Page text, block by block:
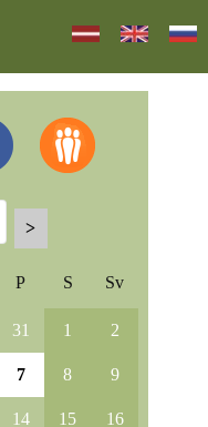
>
P S Sv
31 1 2
7 8 9
14 15 16